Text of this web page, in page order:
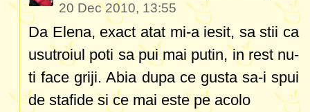
20 Dec 2010, 13:55
Da Elena, exact atat mi-a iesit, sa stii ca
usutroiul poti sa pui mai putin, in rest nu-
ti face griji. Abia dupa ce gusta sa-i spui
de stafide si ce mai este pe acolo